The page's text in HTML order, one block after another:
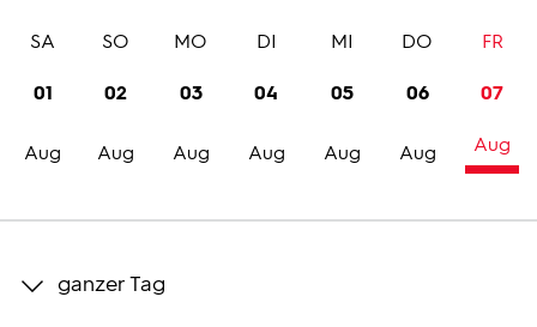
Trailer
Bilder
01
Aug
SA
02
Aug
SO
03
Aug
MO
04
Aug
DI
05
Aug
MI
06
Aug
DO
07
Aug
FR
ganzer Tag